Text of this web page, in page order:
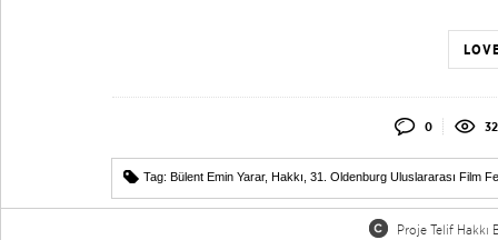
0
Tag: Bülent Emin Yarar, Hakkı 31. Oldenburg Uluslararası Film
Proje Telif Hakkı